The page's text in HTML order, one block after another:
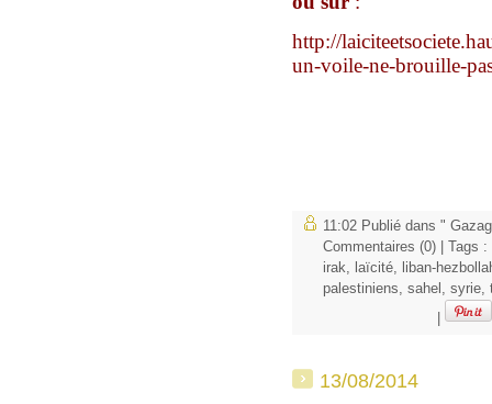
http://
un-voile-ne-brouille-
11:02 Publié dans "
Commentaires (0) | Tags :
irak
laïcité
liban-
palestiniens
sahel syrie
13/08/2014